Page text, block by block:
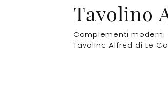
Tavolino
Complementi
Tavolino Alfred di Le